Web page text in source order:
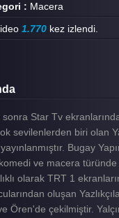
: Macera
1.770 kez izlendi.
Star Tv
sevilenlerden biri olan
Bugay
ve macera türünde
olarak TRT 1
oluşan
Ören'de çekilmiştir.